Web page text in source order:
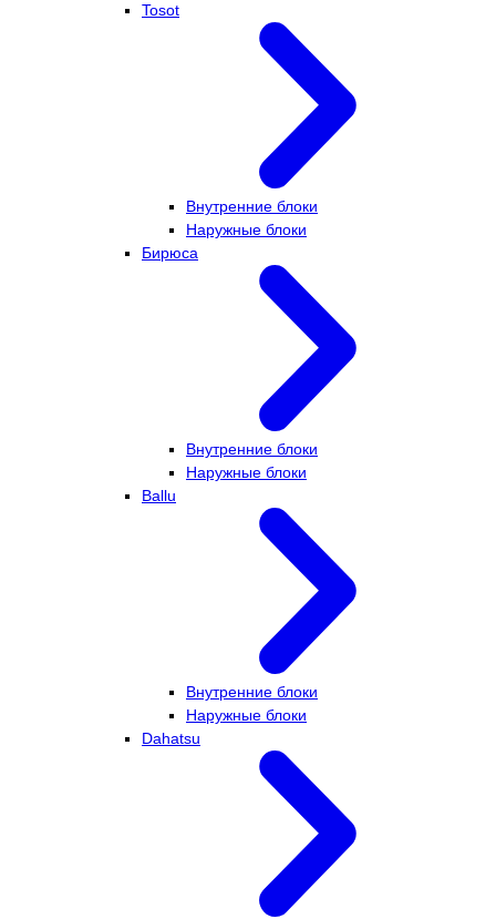
Tosot
Внутренние блоки
Наружные блоки
Бирюса
Внутренние блоки
Наружные блоки
Ballu
Внутренние блоки
Наружные блоки
Dahatsu